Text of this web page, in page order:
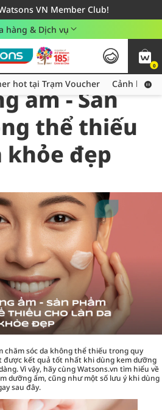
VN Member Club!
cho đơn hàng từ 249,000Đ
- Áp dụng khu vực TP. Hồ Chí Minh
hàng & Dịch vụ
0
Thu thập thêm voucher hot tại Trạm Voucher
hot tại Trạm Voucher Cảnh báo
ẩm - Sản
thể thiếu
khỏe đẹp
chăm sóc da không thể thiếu trong quy
được kết quả tốt nhất khi dùng kem dưỡng
Vì vậy, hãy cùngWatsons.vn tìm hiểu về
dưỡng ẩm, cũng như một số lưu ý khi dùng
sau đây.